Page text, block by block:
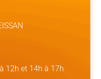
12h et 14h à 17h